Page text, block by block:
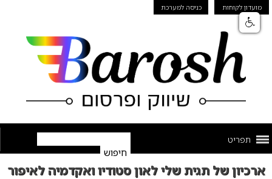
מועדון לקוחות כניסה למערכת
תפריט
ארכיון של תגית שלי לאון סטודיו ואקדמיה לאיפור